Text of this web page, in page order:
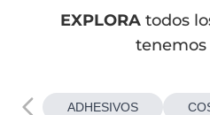
EXPLORA todos
tenemos
ADHESIVOS